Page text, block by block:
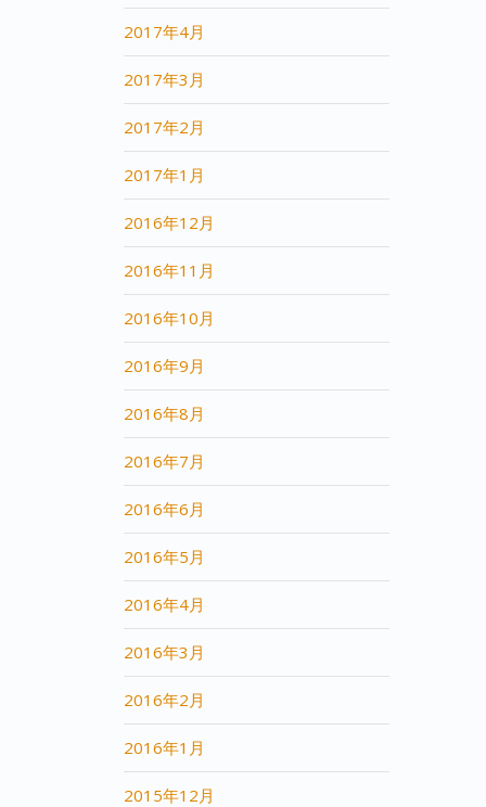
2017年4月
2017年3月
2017年2月
2017年1月
2016年12月
2016年11月
2016年10月
2016年9月
2016年8月
2016年7月
2016年6月
2016年5月
2016年4月
2016年3月
2016年2月
2016年1月
2015年12月